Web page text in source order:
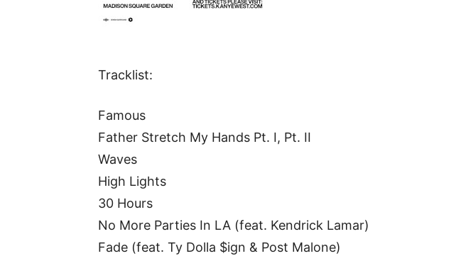
Tracklist:
Famous
Father Stretch My Hands Pt. I, Pt. II
Waves
High Lights
30 Hours
No More Parties In LA (feat. Kendrick Lamar)
Fade (feat. Ty Dolla $ign & Post Malone)